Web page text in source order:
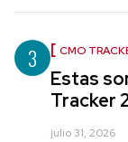
3 CMO
Estas
Tracker
julio 31, 2026